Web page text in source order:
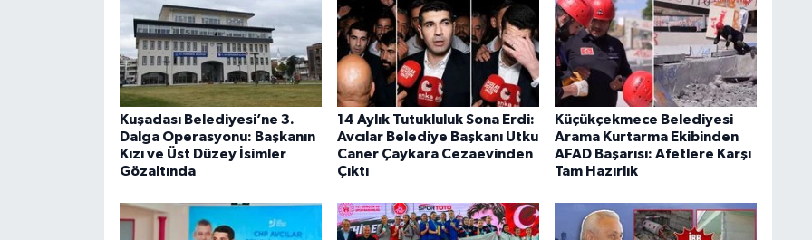
Kuşadası Belediyesi’ne 3.
Dalga Operasyonu: Başkanın
Kızı ve Üst Düzey İsimler
Gözaltında
14 Aylık Tutukluluk Sona Erdi:
Avcılar Belediye Başkanı Utku
Caner Çaykara Cezaevinden
Çıktı
Küçükçekmece Belediyesi
Arama Kurtarma Ekibinden
AFAD Başarısı: Afetlere Karşı
Tam Hazırlık